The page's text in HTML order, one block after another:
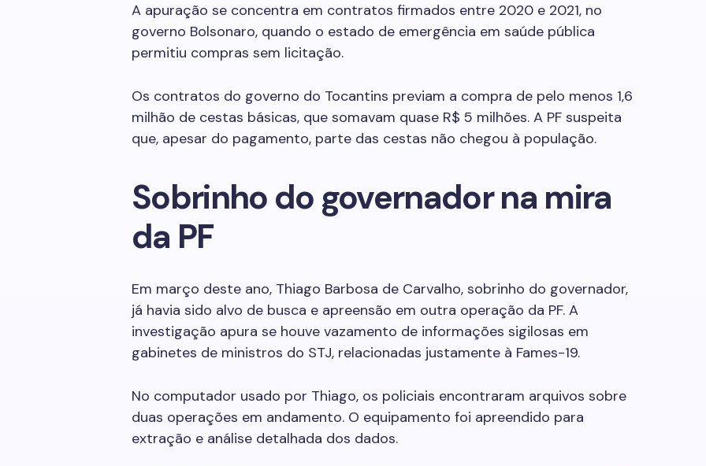
A apuração se concentra em contratos firmados entre 2020 e 2021, no
governo Bolsonaro, quando o estado de emergência em saúde pública
permitiu compras sem licitação.
Os contratos do governo do Tocantins previam a compra de pelo menos 1,6
milhão de cestas básicas, que somavam quase R$ 5 milhões. A PF suspeita
que, apesar do pagamento, parte das cestas não chegou à população.
Sobrinho do governador na mira
da PF
Em março deste ano, Thiago Barbosa de Carvalho, sobrinho do governador,
já havia sido alvo de busca e apreensão em outra operação da PF. A
investigação apura se houve vazamento de informações sigilosas em
gabinetes de ministros do STJ, relacionadas justamente à Fames-19.
No computador usado por Thiago, os policiais encontraram arquivos sobre
duas operações em andamento. O equipamento foi apreendido para
extração e análise detalhada dos dados.